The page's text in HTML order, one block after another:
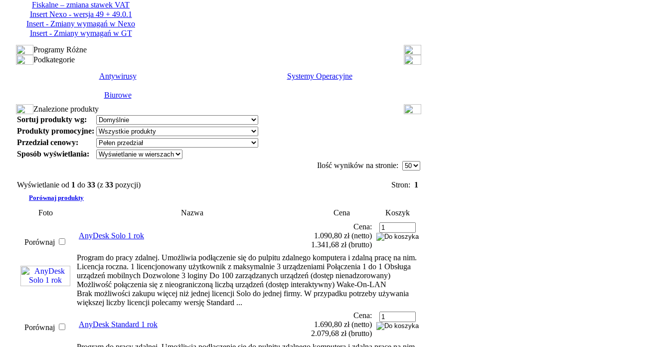
Fiskalne – zmiana stawek VAT
Insert Nexo - wersja 49 + 49.0.1
Insert - Zmiany wymagań w Nexo
Insert - Zmiany wymagań w GT
Programy Różne
Podkategorie
Antywirusy
Systemy Operacyjne
Biurowe
Znalezione produkty
Sortuj produkty wg:
Produkty promocyjne:
Przedział cenowy:
Sposób wyświetlania:
Ilość wyników na stronie:
Wyświetlanie od 1 do 33 (z 33 pozycji) Stron: 1
Porównaj produkty
Foto Nazwa Cena Koszyk
Porównaj
AnyDesk Solo 1 rok
Cena:
1.090,80 zł(netto)
1.341,68 zł(brutto)
Program do pracy zdalnej. Umożliwia podłączenie się do pulpitu zdalnego komputera i zdalną pracę na nim.
Licencja roczna. 1 licencjonowany użytkownik z maksymalnie 3 urządzeniami Połączenia 1 do 1 Obsługa
urządzeń mobilnych Dozwolone 3 loginy Do 100 zarządzanych urządzeń (dostęp nienadzorowany)
Możliwość połączenia się z nieograniczoną liczbą urządzeń (dostęp interaktywny) Wake-On-LAN
Brak możliwości zakupu więcej niż jednej licencji Solo do jednej firmy. W przypadku potrzeby używania
większej liczby licencji polecamy wersję Standard ...
Porównaj AnyDesk Standard 1 rok
Cena:
1.690,80 zł(netto)
2.079,68 zł(brutto)